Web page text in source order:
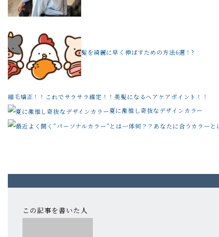
髪を綺麗に早く伸ばすための方法6選！?
縮毛矯正！！これでサラサラ確定！！美髪になるヘアケアポイント！！
夏に激推し奇抜なデザインカラー
この記事を書いた人